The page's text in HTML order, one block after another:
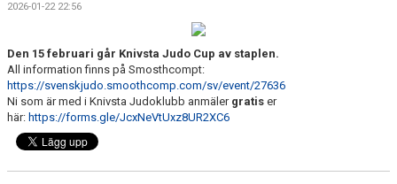
NYHETER
TRÄNINGSSCHEMA
MEDLEMSINFO
TÄVLINGAR/TRÄNINGSLÄGER
2026-01-22 22:56
Den 15 februari går Knivsta Judo Cup av staplen.
All information finns på Smosthcompt:
https://svenskjudo.smoothcomp.com/sv/event/27636
Ni som är med i Knivsta Judoklubb anmäler gratis er
här: https://forms.gle/JcxNeVtUxz8UR2XC6